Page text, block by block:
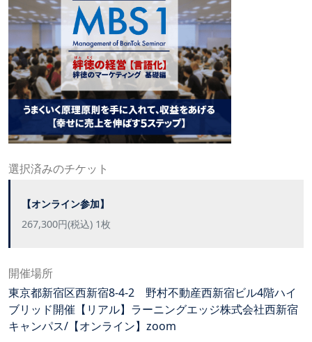
選択済みのチケット
【オンライン参加】
267,300円(税込) 1枚
開催場所
東京都新宿区西新宿8-4-2 野村不動産西新宿ビル4階ハイ
ブリッド開催【リアル】ラーニングエッジ株式会社西新宿
キャンパス/【オンライン】zoom